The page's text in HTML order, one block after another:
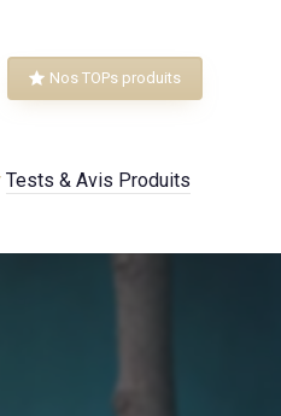
Nos TOPs produits
Tests & Avis Produits